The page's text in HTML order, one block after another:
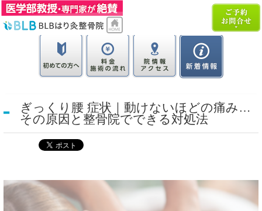
ぎっくり腰 症状｜動けないほどの痛み…
その原因と整骨院でできる対処法